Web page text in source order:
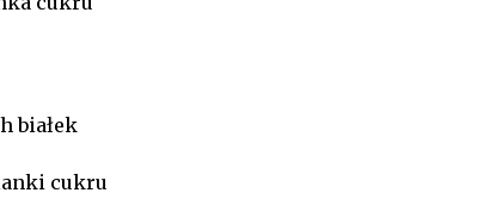
białek
cukru